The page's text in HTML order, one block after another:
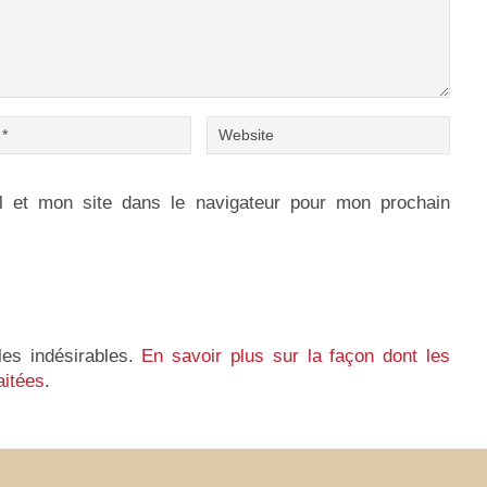
et mon site dans le navigateur pour mon prochain
indésirables. En savoir plus sur la façon dont les
.